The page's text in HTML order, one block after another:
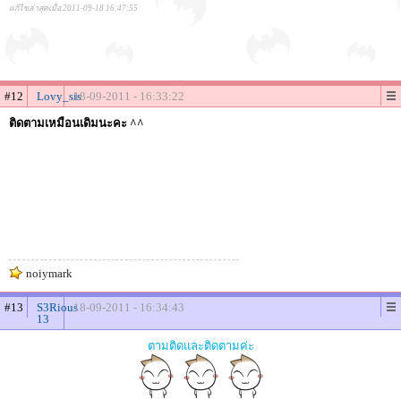
แก้ไขล่าสุดเมื่อ 2011-09-18 16:47:55
#12 Lovy_sis18-09-2011 - 16:33:22
ติดตามเหมือนเดิมนะคะ ^^
noiymark
#13
S3Rious
13
18-09-2011 - 16:34:43
ตามติดและติดตามค่ะ